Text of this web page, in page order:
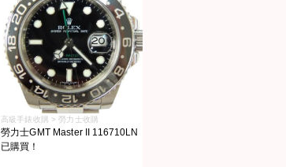
高級手錶收購 > 勞力士收購
勞力士GMT Master II 116710LN
已購買！